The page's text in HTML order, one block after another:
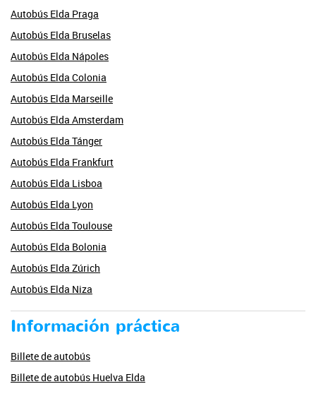
Autobús Elda Praga
Autobús Elda Bruselas
Autobús Elda Nápoles
Autobús Elda Colonia
Autobús Elda Marseille
Autobús Elda Amsterdam
Autobús Elda Tánger
Autobús Elda Frankfurt
Autobús Elda Lisboa
Autobús Elda Lyon
Autobús Elda Toulouse
Autobús Elda Bolonia
Autobús Elda Zúrich
Autobús Elda Niza
Información práctica
Billete de autobús
Billete de autobús Huelva Elda